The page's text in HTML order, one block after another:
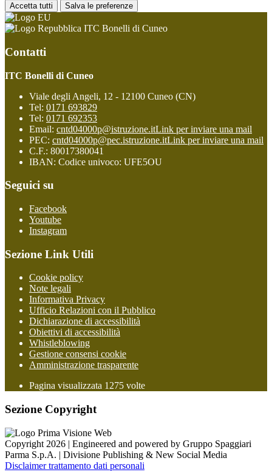
Accetta tutti Salva le preferenze
ITC Bonelli di Cuneo
Contatti
ITC Bonelli di Cuneo
Viale degli Angeli, 12 - 12100 Cuneo (CN)
Tel: 0171 693829
Tel: 0171 692353
Email: cntd04000p@istruzione.itLink per inviare una mail
PEC: cntd04000p@pec.istruzione.itLink per inviare una mail
C.F.: 80017380041
IBAN: Codice univoco: UFE5OU
Seguici su
Facebook
Youtube
Instagram
Sezione Link Utili
Cookie policy
Note legali
Informativa Privacy
Ufficio Relazioni con il Pubblico
Dichiarazione di accessibilità
Obiettivi di accessibilità
Whistleblowing
Gestione consensi cookie
Amministrazione trasparente
Pagina visualizzata 1275 volte
Sezione Copyright
Copyright 2026 | Engineered and powered by Gruppo Spaggiari
Parma S.p.A. | Divisione Publishing & New Social Media
Disclaimer trattamento dati personali